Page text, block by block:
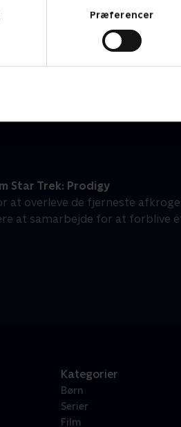
Præferencer
Star Trek: Prodigy
at overleve de fjerneste
at samarbejde for at forblive
Kategorier
Børn
Serier
Film